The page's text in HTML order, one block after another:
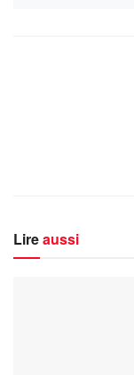
Lireaussi